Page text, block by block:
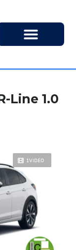
Line 1.0
1VIDEO